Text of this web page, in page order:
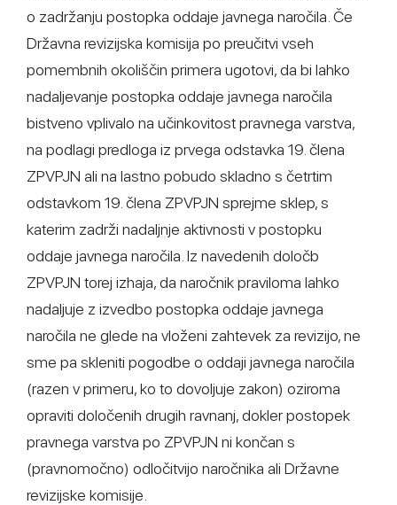
o zadržanju postopka oddaje javnega naročila. Če
Državna revizijska komisija po preučitvi vseh
pomembnih okoliščin primera ugotovi, da bi lahko
nadaljevanje postopka oddaje javnega naročila
bistveno vplivalo na učinkovitost pravnega varstva,
na podlagi predloga iz prvega odstavka 19. člena
ZPVPJN ali na lastno pobudo skladno s četrtim
odstavkom 19. člena ZPVPJN sprejme sklep, s
katerim zadrži nadaljnje aktivnosti v postopku
oddaje javnega naročila. Iz navedenih določb
ZPVPJN torej izhaja, da naročnik praviloma lahko
nadaljuje z izvedbo postopka oddaje javnega
naročila ne glede na vloženi zahtevek za revizijo, ne
sme pa skleniti pogodbe o oddaji javnega naročila
(razen v primeru, ko to dovoljuje zakon) oziroma
opraviti določenih drugih ravnanj, dokler postopek
pravnega varstva po ZPVPJN ni končan s
(pravnomočno) odločitvijo naročnika ali Državne
revizijske komisije.